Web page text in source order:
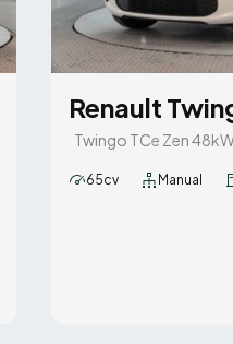
Renault
Twingo TCe Zen
65cv Manual